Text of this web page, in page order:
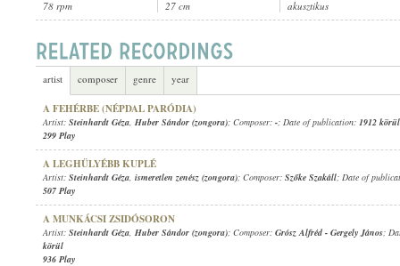
ARTIST: STEINHARDT GÉZA ,SCHINDLER JÓZSEF (ZONGORA)
78 rpm 27 cm akusztikus
artist composer genre year
A FEHÉRBE (NÉPDAL PARÓDIA)
Artist: Steinhardt Géza, Huber Sándor (zongora); Composer: -; Date of publication: 1912 körül
299 Play
A LEGHÜLYÉBB KUPLÉ
Artist: Steinhardt Géza, ismeretlen zenész (zongora); Composer: Szőke Szakáll; Date of
507 Play
A MUNKÁCSI ZSIDÓSORON
Artist: Steinhardt Géza, Huber Sándor (zongora); Composer: Grósz Alfréd - Gergely János;
körül
936 Play